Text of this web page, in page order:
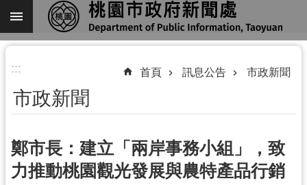
跳到主要內容區塊
進
搜
尋
關
::: 首頁 訊息公告 市政新聞
市政新聞
鄭市長：建立「兩岸事務小組」，致
力推動桃園觀光發展與農特產品行銷